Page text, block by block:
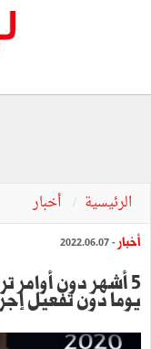
الرئيسية أخبار
أخبار - 2022.06.07
يوما دون تفعيل